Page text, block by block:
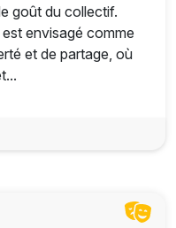
goût du collectif.
envisagé comme
et de partage, où